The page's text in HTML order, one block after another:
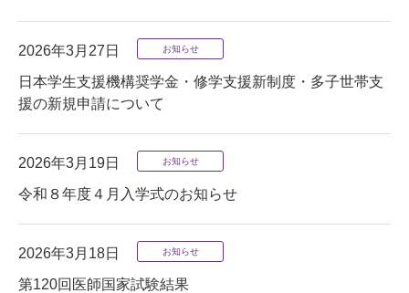
2026年3月27日 お知らせ
日本学生支援機構奨学金・修学支援新制度・多子世帯支
援の新規申請について
2026年3月19日 お知らせ
令和８年度４月入学式のお知らせ
2026年3月18日 お知らせ
第120回医師国家試験結果